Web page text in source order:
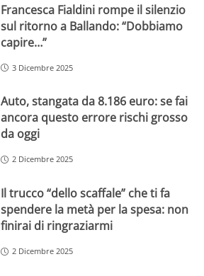
Francesca Fialdini rompe il silenzio
sul ritorno a Ballando: “Dobbiamo
capire…”
3 Dicembre 2025
Auto, stangata da 8.186 euro: se fai
ancora questo errore rischi grosso
da oggi
2 Dicembre 2025
Il trucco “dello scaffale” che ti fa
spendere la metà per la spesa: non
finirai di ringraziarmi
2 Dicembre 2025